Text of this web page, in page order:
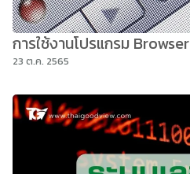
การใช้งานโปรแกรม Browser
23 ต.ค. 2565